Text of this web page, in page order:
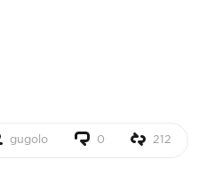
gugolo 0 212